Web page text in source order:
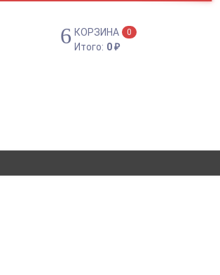
КОРЗИНА 0
Итого: 0₽